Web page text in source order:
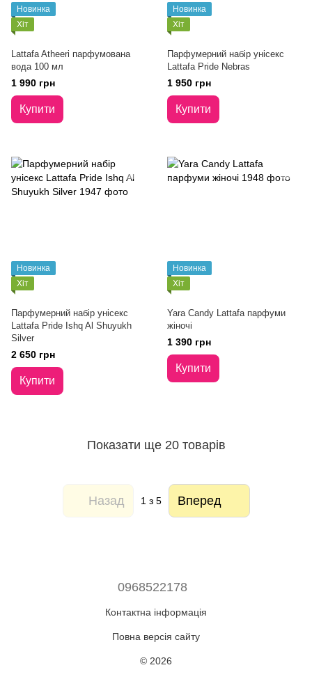
Новинка
Хіт
Lattafa Atheeri парфумована
вода 100 мл
1 990 грн
Купити
Новинка
Хіт
Парфумерний набір унісекс
Lattafa Pride Nebras
1 950 грн
Купити
Новинка
Хіт
Парфумерний набір унісекс
Lattafa Pride Ishq Al Shuyukh
Silver
2 650 грн
Купити
Новинка
Хіт
Yara Candy Lattafa парфуми
жіночі
1 390 грн
Купити
Показати ще 20 товарів
Назад 1 з 5 Вперед
0968522178
Контактна інформація
Повна версія сайту
© 2026